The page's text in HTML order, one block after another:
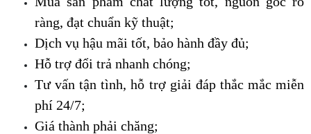
ràng, đạt chuẩn kỹ thuật;
Dịch vụ hậu mãi tốt, bảo hành đầy đủ;
Hỗ trợ đổi trả nhanh chóng;
Tư vấn tận tình, hỗ trợ giải đáp thắc mắc miễn
phí 24/7;
Giá thành phải chăng;